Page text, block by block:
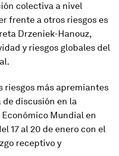
colectiva a nivel
frente a otros riesgos es
Drzeniek-Hanouz,
y riesgos globales del
riesgos más apremiantes
discusión en la
Mundial en
17 al 20 de enero con el
receptivo y